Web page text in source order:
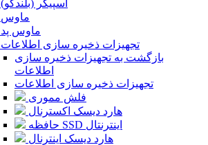
اسپیکر (بلندگو)
ماوس
ماوس پد
تجهیزات ذخیره سازی اطلاعات
بازگشت به تجهیزات ذخیره سازی
اطلاعات
تجهیزات ذخیره سازی اطلاعات
فلش مموری
هارد دیسک اکسترنال
حافظه SSD اینترنتال
هارد دیسک اینترنال